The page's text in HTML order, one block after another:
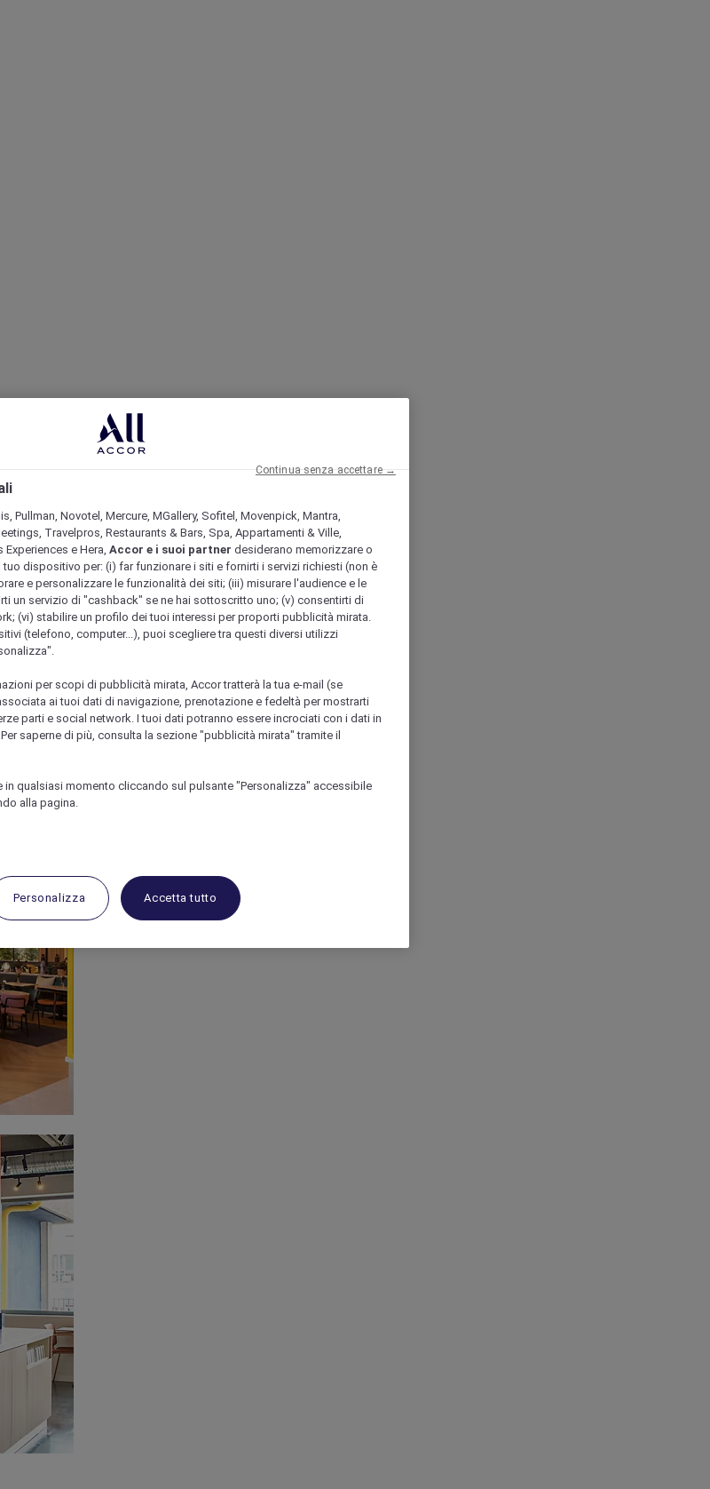
Pullman, Novotel, Mercure, MGallery, Sofitel, Movenpick, Mantra,
Travelpros, Restaurants & Bars, Spa, Appartamenti & Ville,
e Hera, Accor e i suoi partner desiderano memorizzare o
dispositivo per: (i) far funzionare i siti e fornirti i servizi richiesti (non è
e personalizzare le funzionalità dei siti; (iii) misurare l'audience e le
un servizio di "cashback" se ne hai sottoscritto uno; (v) consentirti di
(vi) stabilire un profilo dei tuoi interessi per proporti pubblicità mirata.
(telefono, computer...), puoi scegliere tra questi diversi utilizzi
per scopi di pubblicità mirata, Accor tratterà la tua e-mail (se
ai tuoi dati di navigazione, prenotazione e fedeltà per mostrarti
parti e social network. I tuoi dati potranno essere incrociati con i dati in
saperne di più, consulta la sezione "pubblicità mirata" tramite il
in qualsiasi momento cliccando sul pulsante "Personalizza" accessibile
alla pagina.
Personalizza Accetta tutto
Continua senza accettare →